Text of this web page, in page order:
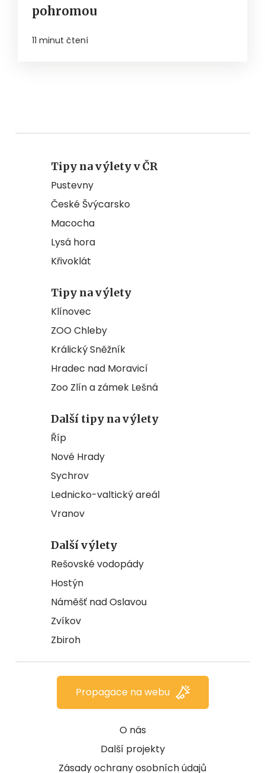
pohromou
11 minut čtení
Tipy na výlety v ČR
Pustevny
České Švýcarsko
Macocha
Lysá hora
Křivoklát
Tipy na výlety
Klínovec
ZOO Chleby
Králický Sněžník
Hradec nad Moravicí
Zoo Zlín a zámek Lešná
Další tipy na výlety
Říp
Nové Hrady
Sychrov
Lednicko-valtický areál
Vranov
Další výlety
Rešovské vodopády
Hostýn
Náměšť nad Oslavou
Zvíkov
Zbiroh
O nás
Další projekty
Zásady ochrany osobních údajů
Propagace na webu